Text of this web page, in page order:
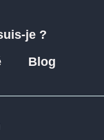
je ?
Blog